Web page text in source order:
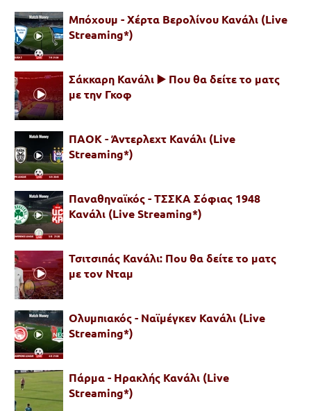
Μπόχουμ - Χέρτα Βερολίνου Κανάλι (Live
Streaming*)
Σάκκαρη Κανάλι ▶️ Που θα δείτε το ματς
με την Γκοφ
ΠΑΟΚ - Άντερλεχτ Κανάλι (Live
Streaming*)
Παναθηναϊκός - ΤΣΣΚΑ Σόφιας 1948
Κανάλι (Live Streaming*)
Τσιτσιπάς Κανάλι: Που θα δείτε το ματς
με τον Νταμ
Ολυμπιακός - Ναϊμέγκεν Κανάλι (Live
Streaming*)
Πάρμα - Ηρακλής Κανάλι (Live
Streaming*)